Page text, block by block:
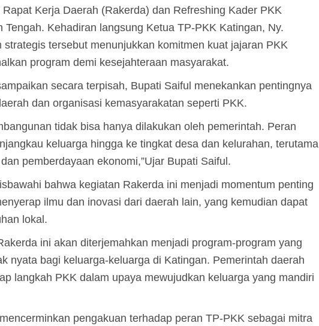
Kerja Daerah (Rakerda) dan Refreshing Kader PKK
Tengah. Kehadiran langsung Ketua TP-PKK Katingan, Ny.
strategis tersebut menunjukkan komitmen kuat jajaran PKK
program demi kesejahteraan masyarakat.
secara terpisah, Bupati Saiful menekankan pentingnya
dan organisasi kemasyarakatan seperti PKK.
tidak bisa hanya dilakukan oleh pemerintah. Peran
keluarga hingga ke tingkat desa dan kelurahan, terutama
pemberdayaan ekonomi,”Ujar Bupati Saiful.
bahwa kegiatan Rakerda ini menjadi momentum penting
ilmu dan inovasi dari daerah lain, yang kemudian dapat
lokal.
ini akan diterjemahkan menjadi program-program yang
nyata bagi keluarga-keluarga di Katingan. Pemerintah daerah
langkah PKK dalam upaya mewujudkan keluarga yang mandiri
pengakuan terhadap peran TP-PKK sebagai mitra